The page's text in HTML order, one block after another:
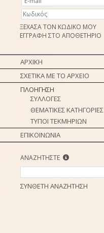
ΞΕΧΑΣΑ ΤΟΝ ΚΩΔΙΚΟ ΜΟΥ
ΕΓΓΡΑΦΗ ΣΤΟ ΑΠΟΘΕΤΗΡΙΟ
ΑΡΧΙΚΗ
ΣΧΕΤΙΚΑ ΜΕ ΤΟ ΑΡΧΕΙΟ
ΠΛΟΗΓΗΣΗ
ΣΥΛΛΟΓΕΣ
ΘΕΜΑΤΙΚΕΣ ΚΑΤΗΓΟΡΙΕΣ
ΤΥΠΟΙ ΤΕΚΜΗΡΙΩΝ
ΕΠΙΚΟΙΝΩΝΙΑ
ΑΝΑΖΗΤΗΣΤΕ
ΣΥΝΘΕΤΗ ΑΝΑΖΗΤΗΣΗ